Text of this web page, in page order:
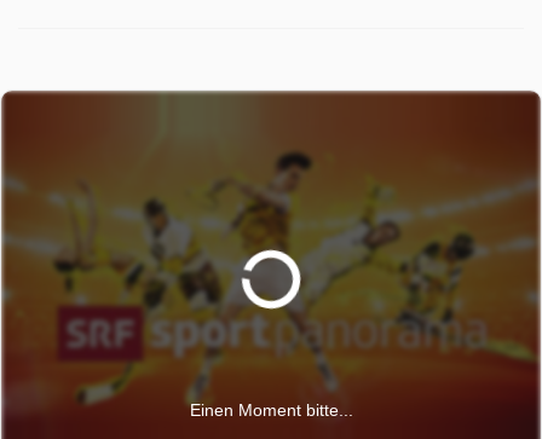
Einen Moment bitte...